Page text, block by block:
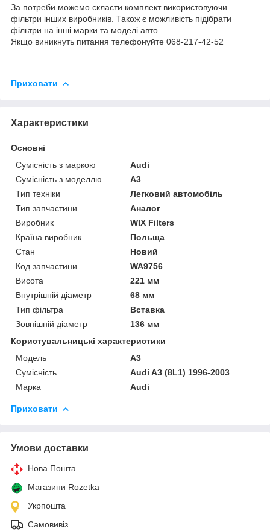
За потреби можемо скласти комплект використовуючи
фільтри інших виробників. Також є можливість підібрати
фільтри на інші марки та моделі авто.
Якщо виникнуть питання телефонуйте 068-217-42-52
Приховати
Характеристики
Основні
Сумісність з маркою
Audi
Сумісність з моделлю
A3
Тип техніки
Легковий автомобіль
Тип запчастини
Аналог
Виробник
WIX Filters
Країна виробник
Польща
Стан
Новий
Код запчастини
WA9756
Висота
221 мм
Внутрішній діаметр
68 мм
Тип фільтра
Вставка
Зовнішній діаметр
136 мм
Користувальницькі характеристики
Модель
A3
Сумісність
Audi A3 (8L1) 1996-2003
Марка
Audi
Приховати
Умови доставки
Нова Пошта
Магазини Rozetka
Укрпошта
Самовивіз